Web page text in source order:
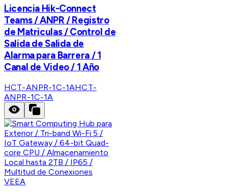
Licencia Hik-Connect
Teams / ANPR / Registro
de Matriculas / Control de
Salida de Salida de
Alarma para Barrera / 1
Canal de Video / 1 Año
HCT-ANPR-1C-1AHCT-
ANPR-1C-1A
VEEA